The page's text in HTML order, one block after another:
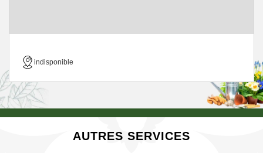
indisponible
AUTRES SERVICES